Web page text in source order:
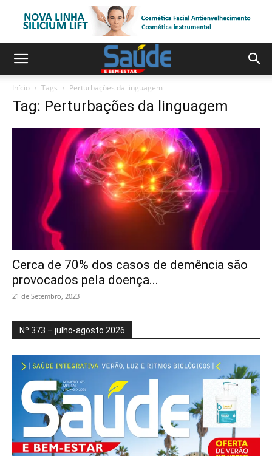
Início Tags Perturbações da linguagem
Tag: Perturbações da linguagem
Cerca de 70% dos casos de demência são
provocados pela doença...
21 de Setembro, 2023
Nº 373 – julho-agosto 2026